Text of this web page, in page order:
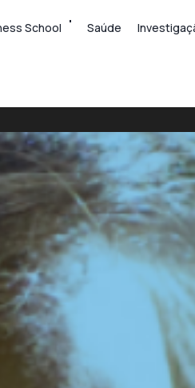
School Saúde